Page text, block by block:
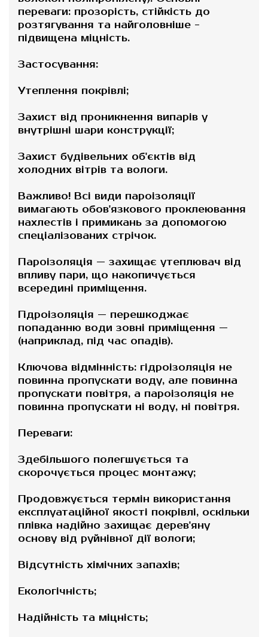
переваги: прозорість, стійкість до
розтягування та найголовніше -
підвищена міцність.
Застосування:
Утеплення покрівлі;
Захист від проникнення випарів у
внутрішні шари конструкції;
Захист будівельних об'єктів від
холодних вітрів та вологи.
Важливо! Всі види пароізоляції
вимагають обов'язкового проклеювання
нахлестів і примикань за допомогою
спеціалізованих стрічок.
Пароізоляція — захищає утеплювач від
впливу пари, що накопичується
всередині приміщення.
Гідроізоляція — перешкоджає
попаданню води зовні приміщення —
(наприклад, під час опадів).
Ключова відмінність: гідроізоляція не
повинна пропускати воду, але повинна
пропускати повітря, а пароізоляція не
повинна пропускати ні воду, ні повітря.
Переваги:
Здебільшого полегшується та
скорочується процес монтажу;
Продовжується термін використання
експлуатаційної якості покрівлі, оскільки
плівка надійно захищає дерев'яну
основу від руйнівної дії вологи;
Відсутність хімічних запахів;
Екологічність;
Надійність та міцність;